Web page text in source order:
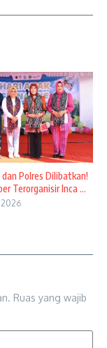
Polres Dilibatkan!
Terorganisir Inca ...
Ruas yang wajib